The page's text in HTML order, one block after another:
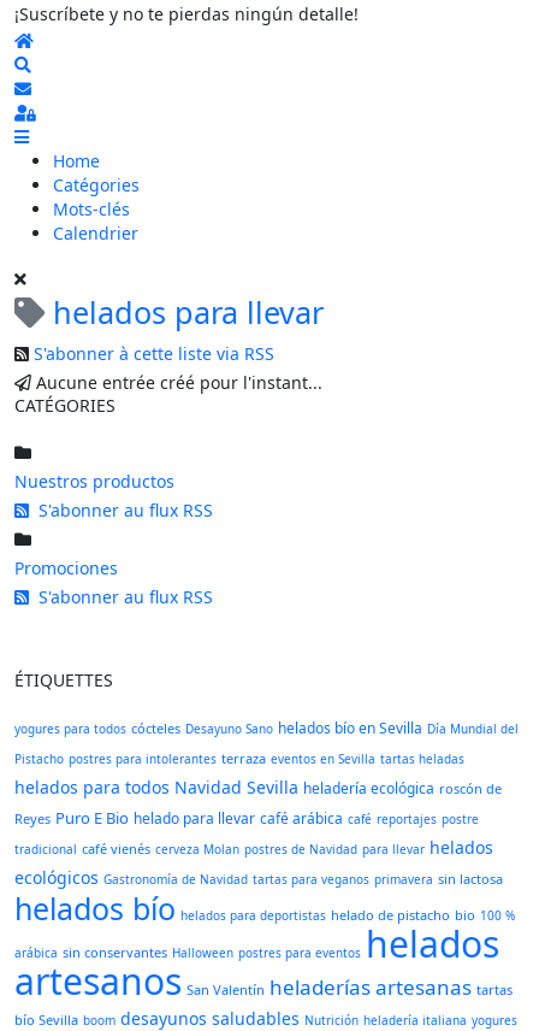
¡Suscríbete y no te pierdas ningún detalle!
Home
S'abonner au blog
Sign In
Home
Catégories
Mots-clés
Calendrier
helados para llevar
S'abonner à cette liste via RSS
Aucune entrée créé pour l'instant...
CATÉGORIES
Nuestros productos
S'abonner au flux RSS
Promociones
S'abonner au flux RSS
ÉTIQUETTES
yogures para todos cócteles Desayuno Sano helados bío en Sevilla Día Mundial del
Pistacho postres para intolerantes terraza eventos en Sevilla tartas heladas
helados para todos Navidad Sevilla heladería ecológica roscón de
Reyes Puro E Bio helado para llevar café arábica café reportajes postre
tradicional café vienés cerveza Molan postres de Navidad para llevar helados
ecológicos Gastronomía de Navidad tartas para veganos primavera sin lactosa
helados bío helados para deportistas helado de pistacho bio 100 %
arábica sin conservantes Halloween postres para eventos helados
artesanos San Valentín heladerías artesanas tartas
bío Sevilla boom desayunos saludables Nutrición heladería italiana yogures